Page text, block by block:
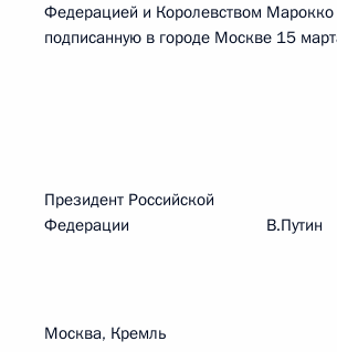
Федерацией и Королевством Марокко
подписанную в городе Москве 15
Президент Российской
Федерации В.Путин
Москва, Кремль